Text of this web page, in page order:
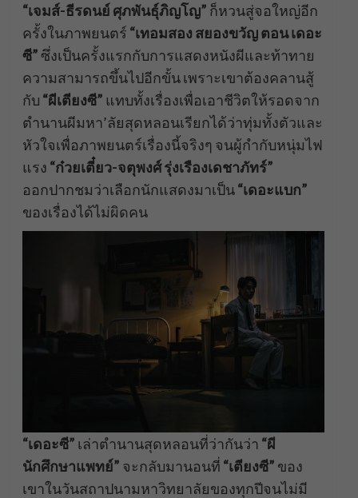
“เจมส์-ธีรดนย์ ศุภพันธุ์ภิญโญ” ก็หวนสู่จอใหญ่อีก
ครั้งในภาพยนตร์ “เทอมสอง สยองขวัญ ตอน เดอะ
ซี”ซึ่งเป็นครั้งแรกกับการแสดงหนังผีและท้าทาย
ความสามารถขึ้นไปอีกขั้น เพราะเขาต้องคลานสู้
กับ “ผีเตียงซี” แทบทั้งเรื่องเพื่อเอาชีวิตให้รอดจาก
ตำนานผีมหา’ลัยสุดหลอนเรียกได้ว่าทุ่มทั้งตัวและ
หัวใจเพื่อภาพยนตร์เรื่องนี้จริงๆ จนผู้กำกับหนุ่มไฟ
แรง “ก๋วยเตี๋ยว-จตุพงศ์ รุ่งเรืองเดชาภัทร์”
ออกปากชมว่าเลือกนักแสดงมาเป็น“เดอะแบก”
ของเรื่องได้ไม่ผิดคน
“เดอะซี” เล่าตำนานสุดหลอนที่ว่ากันว่า “ผี
นักศึกษาแพทย์” จะกลับมานอนที่ “เตียงซี” ของ
เขาในวันสถาปนามหาวิทยาลัยของทุกปีจนไม่มี